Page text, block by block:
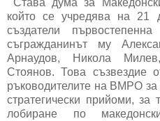
Става дума за
който се учредява на 21
създатели
съгражданинът му
Арнаудов, Никола
Стоянов. Това съзвездие
ръководителите на ВМРО за
стратегически прийоми,
лобиране по